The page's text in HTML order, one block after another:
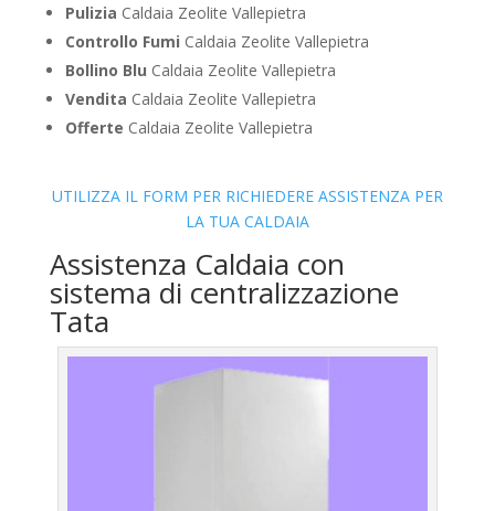
Pulizia Caldaia Zeolite Vallepietra
Controllo Fumi Caldaia Zeolite Vallepietra
Bollino Blu Caldaia Zeolite Vallepietra
Vendita Caldaia Zeolite Vallepietra
Offerte Caldaia Zeolite Vallepietra
UTILIZZA IL FORM PER RICHIEDERE ASSISTENZA PER
LA TUA CALDAIA
Assistenza Caldaia con
sistema di centralizzazione
Tata